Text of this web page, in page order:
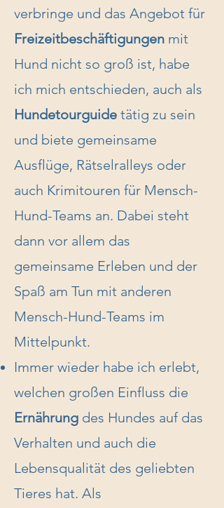
verbringe und das Angebot für
Freizeitbeschäftigungen mit
Hund nicht so groß ist, habe
ich mich entschieden, auch als
Hundetourguide tätig zu sein
und biete gemeinsame
Ausflüge, Rätselralleys oder
auch Krimitouren für Mensch-
Hund-Teams an. Dabei steht
dann vor allem das
gemeinsame Erleben und der
Spaß am Tun mit anderen
Mensch-Hund-Teams im
Mittelpunkt.
Immer wieder habe ich erlebt,
welchen großen Einfluss die
Ernährung des Hundes auf das
Verhalten und auch die
Lebensqualität des geliebten
Tieres hat. Als